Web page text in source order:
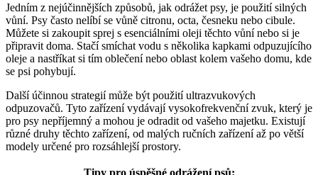
Jedním z nejúčinnějších způsobů, jak odrážet psy, je použití silných
vůní. Psy často nelíbí se vůně citronu, octa, česneku nebo cibule.
Můžete si zakoupit sprej s esenciálními oleji těchto vůní nebo si je
připravit doma. Stačí smíchat vodu s několika kapkami odpuzujícího
oleje a nastříkat si tím oblečení nebo oblast kolem vašeho domu, kde
se psi pohybují.
Další účinnou strategií může být použití ultrazvukových
odpuzovačů. Tyto zařízení vydávají vysokofrekvenční zvuk, který je
pro psy nepříjemný a mohou je odradit od vašeho majetku. Existují
různé druhy těchto zařízení, od malých ručních zařízení až po větší
modely určené pro rozsáhlejší prostory.
Tipy pro úspěšné odrážení psů: